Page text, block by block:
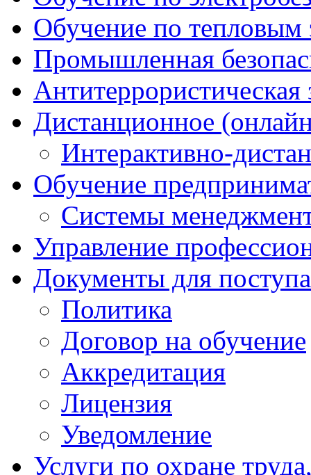
Обучение по тепловым
Промышленная
Дистанционное
Интерактивно-
Обучение
Системы
Управление
Документы для
Политика
Договор на обучение
Аккредитация
Лицензия
Уведомление
Услуги по охране